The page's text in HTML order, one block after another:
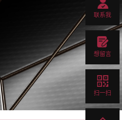
联系我
想留言
扫一扫